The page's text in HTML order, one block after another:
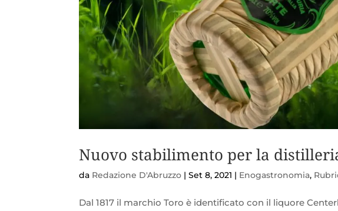
Nuovo stabilimento per la
da Redazione D'Abruzzo |Set 8, 2021 | Enogastronomia,
Dal 1817 il marchio Toro è identificato con il liquore